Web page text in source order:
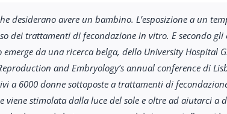
desiderano avere un bambino. L’esposizione a un
dei trattamenti di fecondazione in vitro. E secondo
da una ricerca belga, dello University Hospital
and Embryology’s annual conference di
a 6000 donne sottoposte a trattamenti di
viene stimolata dalla luce del sole e oltre ad aiutarci